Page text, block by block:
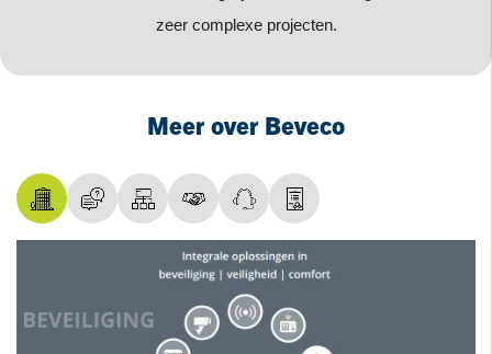
zeer complexe projecten.
Meer over Beveco